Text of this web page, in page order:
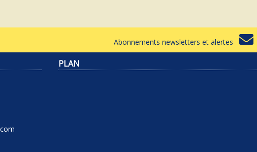
Abonnements newsletters et alertes
PLAN